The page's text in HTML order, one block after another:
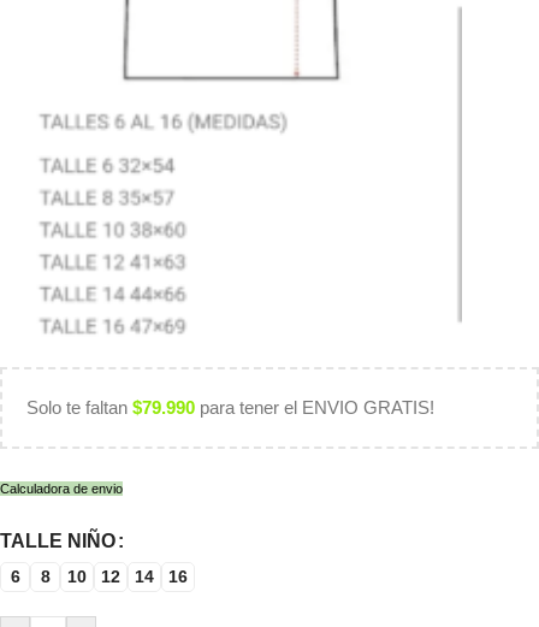
Solo te faltan $79.990 para tener el ENVIO GRATIS!
Calculadora de envio
TALLE NIÑO
6 8 10 12 14 16